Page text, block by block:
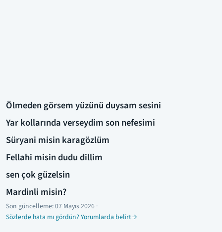
Ölmeden görsem yüzünü duysam sesini
Yar kollarında verseydim son nefesimi
Süryani misin karagözlüm
Fellahi misin dudu dillim
sen çok güzelsin
Mardinli misin?
Son güncelleme:07 Mayıs 2026 ·
Sözlerde hata mı gördün? Yorumlarda belirt